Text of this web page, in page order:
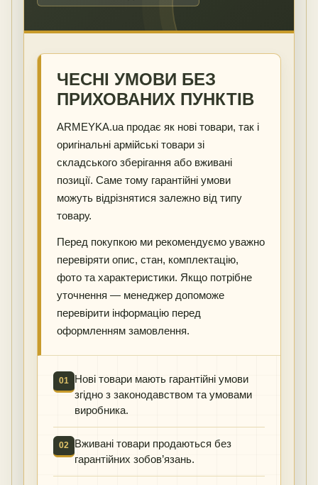
ЧЕСНІ УМОВИ БЕЗ
ПРИХОВАНИХ ПУНКТІВ
ARMEYKA.ua продає як нові товари, так і
оригінальні армійські товари зі
складського зберігання або вживані
позиції. Саме тому гарантійні умови
можуть відрізнятися залежно від типу
товару.
Перед покупкою ми рекомендуємо уважно
перевіряти опис, стан, комплектацію,
фото та характеристики. Якщо потрібне
уточнення — менеджер допоможе
перевірити інформацію перед
оформленням замовлення.
01
Нові товари мають гарантійні умови
згідно з законодавством та умовами
виробника.
02
Вживані товари продаються без
гарантійних зобов’язань.